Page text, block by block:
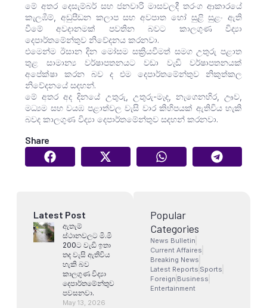
මේ අතර දෙසැම්බර් සහ ජනවාරි මාසවලදී තරංග ආකාරයේ
කැලඹීම්, අඩුපීඩන කලාප සහ අවපාත හෝ සුළි සුළං ඇති
වීමේ අවදානමක් පවතින බවට කාලගුණ විද්‍යා
දෙපාර්තමේන්තුව නිවේදනය කරනවා.
එමෙන්ම ඊසාන දින මෝසම සක්‍රියවීමත් සමග උතුරු පළාත
තුළ සාමාන්‍ය වර්ෂාපතනයට වඩා වැඩි වර්ෂාපතනයක්
අපේක්ෂා කරන බව ද එම දෙපාර්තමේන්තුව නිකුත්කල
නිවේදනයේ සදහන්.
මේ අතර අද දිනයේ උතුරු, උතුරු-මැද, නැගෙනහිර, ඌව,
මධ්‍යම සහ වයඹ පළාත්වල වැසි වාර කිහිපයක් ඇතිවිය හැකි
බවද කාලගුණ විද්‍යා දෙපාර්තමේන්තුව සදහන් කරනවා.
Share
Latest Post
ඇතැම්
ස්ථානවලට මි.මි
200ට වැඩි ඉතා
තද වැසි ඇතිවිය
හැකි බව
කාලගුණ විද්‍යා
දෙපාර්තමේන්තුව
පවසනවා.
May 13, 2026
Popular
Categories
News Bulletin
Current Affaires
Breaking News
Latest Reports Sports
Foreign Business
Entertainment